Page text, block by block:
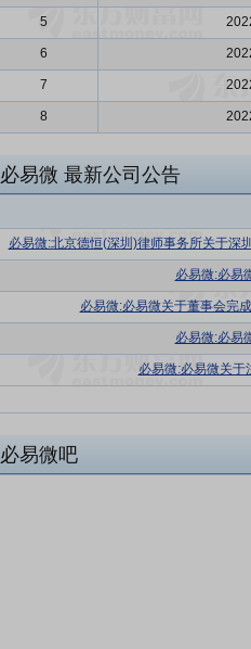
5
6
7
8
必易微 最新公司公告
必易微:北京德恒(深圳)律师事务所关于深
必易微:必易
必易微:必易微关于董事会完
必易微:必易
必易微:必易微关
必易微吧